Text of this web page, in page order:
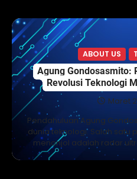
ABOUT US
Agung Gondosasmito:
Revolusi Teknologi
Maret
Pendahuluan Agung
dunia teknologi. Salah satu
menonjol adalah radar